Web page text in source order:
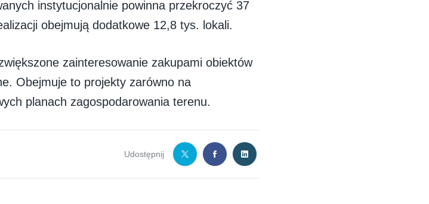
instytucjonalnie powinna przekroczyć 37
obejmują dodatkowe 12,8 tys. lokali.
zainteresowanie zakupami obiektów
Obejmuje to projekty zarówno na
planach zagospodarowania terenu.
Udostępnij